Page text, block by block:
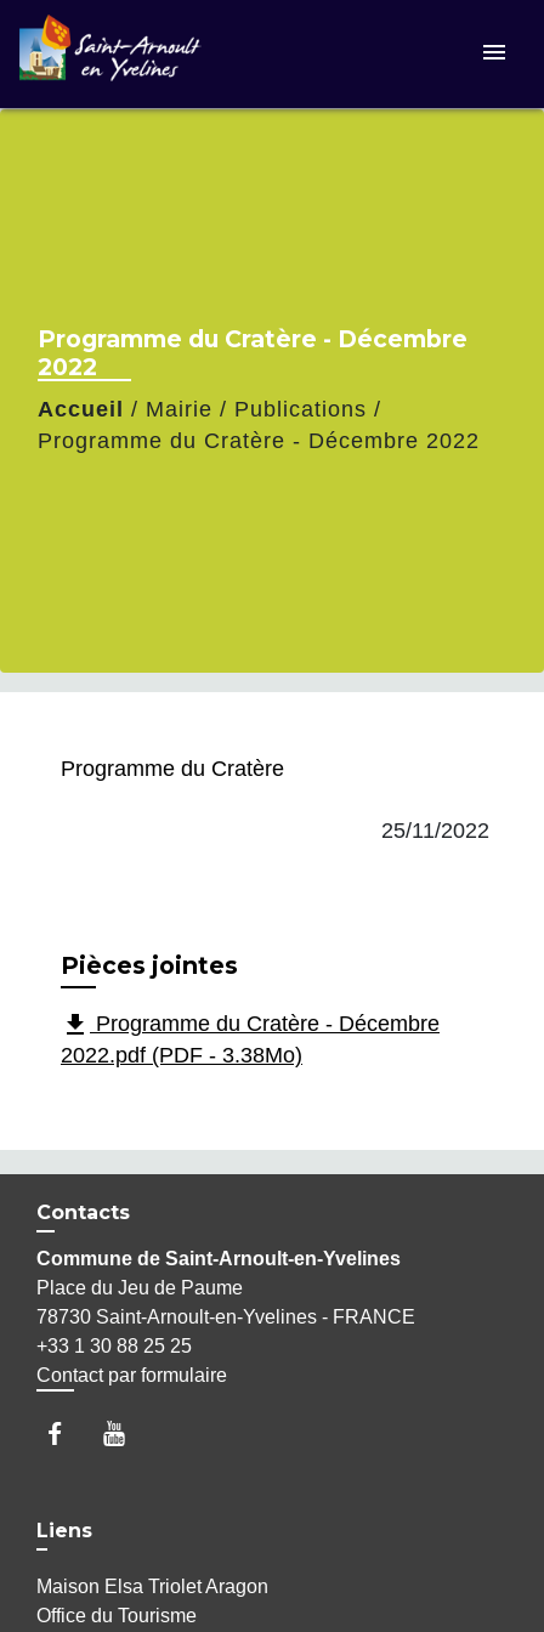
menu
Programme du Cratère - Décembre
2022
Accueil / Mairie / Publications /
Programme du Cratère - Décembre 2022
Programme du Cratère
25/11/2022
Pièces jointes
file_download Programme du Cratère - Décembre
2022.pdf (PDF - 3.38Mo)
Contacts
Commune de Saint-Arnoult-en-Yvelines
Place du Jeu de Paume
78730 Saint-Arnoult-en-Yvelines - FRANCE
+33 1 30 88 25 25
Contact par formulaire
Liens
Maison Elsa Triolet Aragon
Office du Tourisme